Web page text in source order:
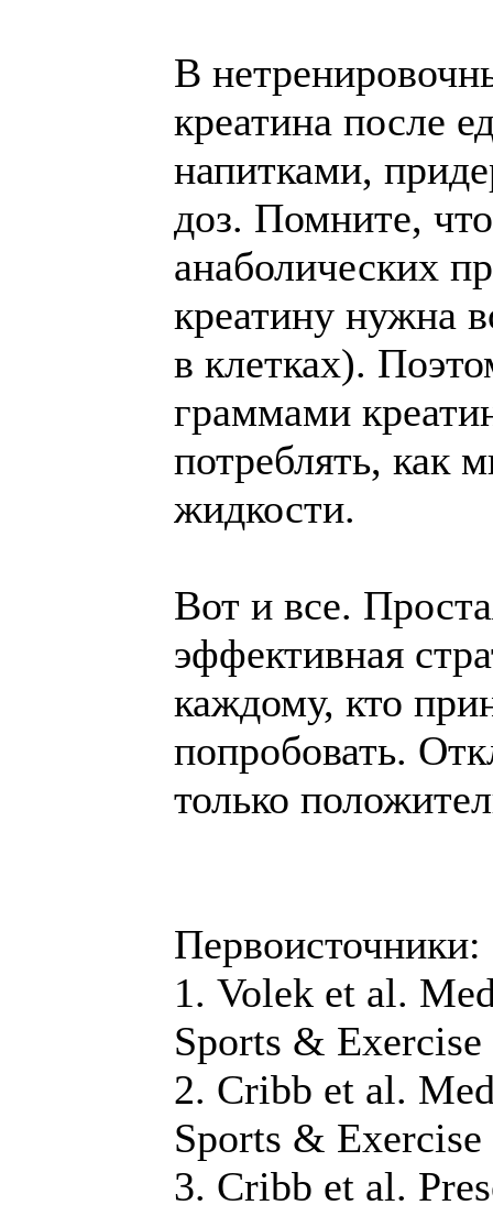
В
креатина после
напитками,
доз. Помните,
анаболических
креатину нужна
в клетках).
граммами
потреблять, как
жидкости.
Вот и все.
эффективная
каждому, кто
попробовать.
только
Первоисточники:
1. Volek et al.
Sports &
2. Cribb et al.
Sports &
3. Cribb et al.